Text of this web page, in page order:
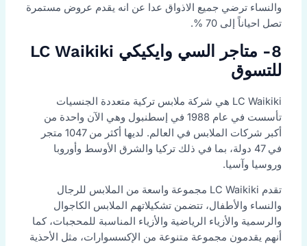
والنساء ترضي جميع الاذواق عدا عن انه يقدم عروض مستمرة
تصل احياناً إلى 70 %.
8- متاجر السي وايكيكي LC Waikiki
للتسوق
LC Waikiki هي شركة ملابس تركية متعددة الجنسيات
تأسست في عام 1988 في إسطنبول وهي الآن واحدة من
أكبر شركات الملابس في العالم. لديها أكثر من 1047 متجر
في 47 دولة، بما في ذلك تركيا والشرق الأوسط وأوروبا
وروسيا وآسيا.
تقدم LC Waikiki مجموعة واسعة من الملابس للرجال
والنساء والأطفال، تتضمن تشكيلاتهم الملابس الكاجوال
والرسمية والأزياء الرياضية والأزياء المناسبة للمحجبات، كما
أنهم يقدمون مجموعة متنوعة من الإكسسوارات، مثل الأحذية